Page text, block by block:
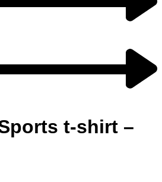
t-shirt –